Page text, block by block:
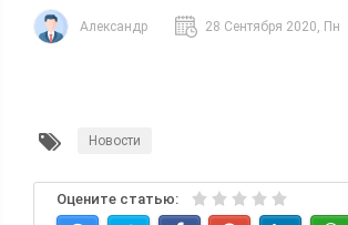
Александр 28 Сентября 2020, Пн
Новости
Оцените статью: